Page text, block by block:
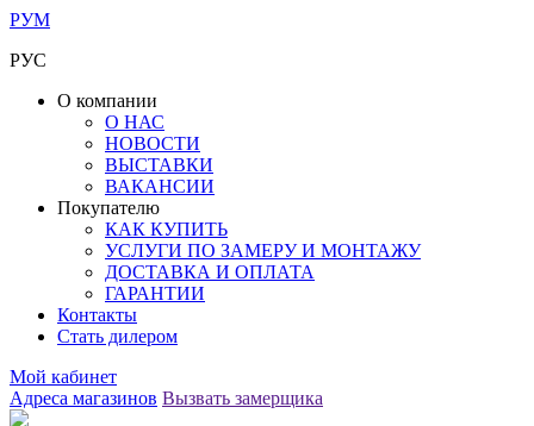
РУМ
РУС
О компании
О НАС
НОВОСТИ
ВЫСТАВКИ
ВАКАНСИИ
Покупателю
КАК КУПИТЬ
УСЛУГИ ПО ЗАМЕРУ И МОНТАЖУ
ДОСТАВКА И ОПЛАТА
ГАРАНТИИ
Контакты
Стать дилером
Мой кабинет
Адреса магазинов Вызвать замерщика